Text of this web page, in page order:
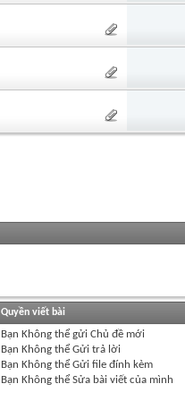
Quyền viết bài
Bạn Không thểgửi Chủ đề mới
Bạn Không thểGửi trả lời
Bạn Không thểGửi file đính kèm
Bạn Không thểSửa bài viết của mình